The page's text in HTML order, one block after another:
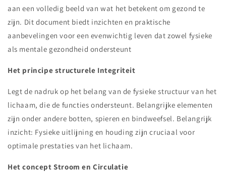
aan een volledig beeld van wat het betekent om gezond te
zijn. Dit document biedt inzichten en praktische
aanbevelingen voor een evenwichtig leven dat zowel fysieke
als mentale gezondheid ondersteunt
Het principe structurele Integriteit
Legt de nadruk op het belang van de fysieke structuur van het
lichaam, die de functies ondersteunt. Belangrijke elementen
zijn onder andere botten, spieren en bindweefsel. Belangrijk
inzicht: Fysieke uitlijning en houding zijn cruciaal voor
optimale prestaties van het lichaam.
Het concept Stroom en Circulatie